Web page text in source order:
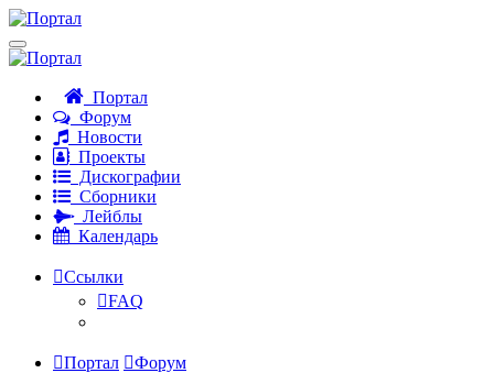
Портал
Форум
Новости
Проекты
Дискографии
Сборники
Лейблы
Календарь
Ссылки
FAQ
Портал Форум